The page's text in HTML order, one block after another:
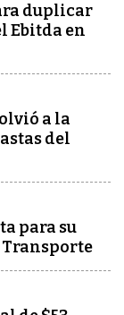
duplicar
Ebitda en
a la
del
para su